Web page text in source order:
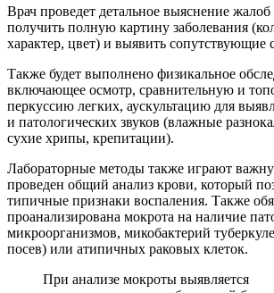
Врач проведет детальное выяснение
получить полную картину заболевания
характер, цвет) и выявить сопутствующие
Также будет выполнено физикальное
включающее осмотр, сравнительную и
перкуссию легких, аускультацию для
и патологических звуков (влажные
сухие хрипы, крепитации).
Лабораторные методы также играют
проведен общий анализ крови, который
типичные признаки воспаления. Также
проанализирована мокрота на наличие
микроорганизмов, микобактерий
посев) или атипичных раковых клеток.
При анализе мокроты выявляется